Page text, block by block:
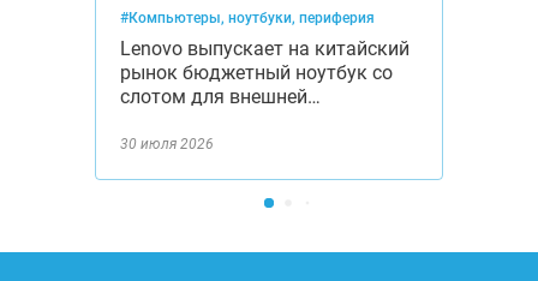
Lenovo выпускает на китайский
рынок бюджетный ноутбук со
слотом для внешней…
30 июля 2026
#Компьютеры, ноутбуки, периферия